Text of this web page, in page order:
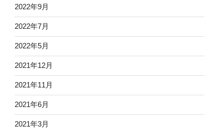
2022年9月
2022年7月
2022年5月
2021年12月
2021年11月
2021年6月
2021年3月